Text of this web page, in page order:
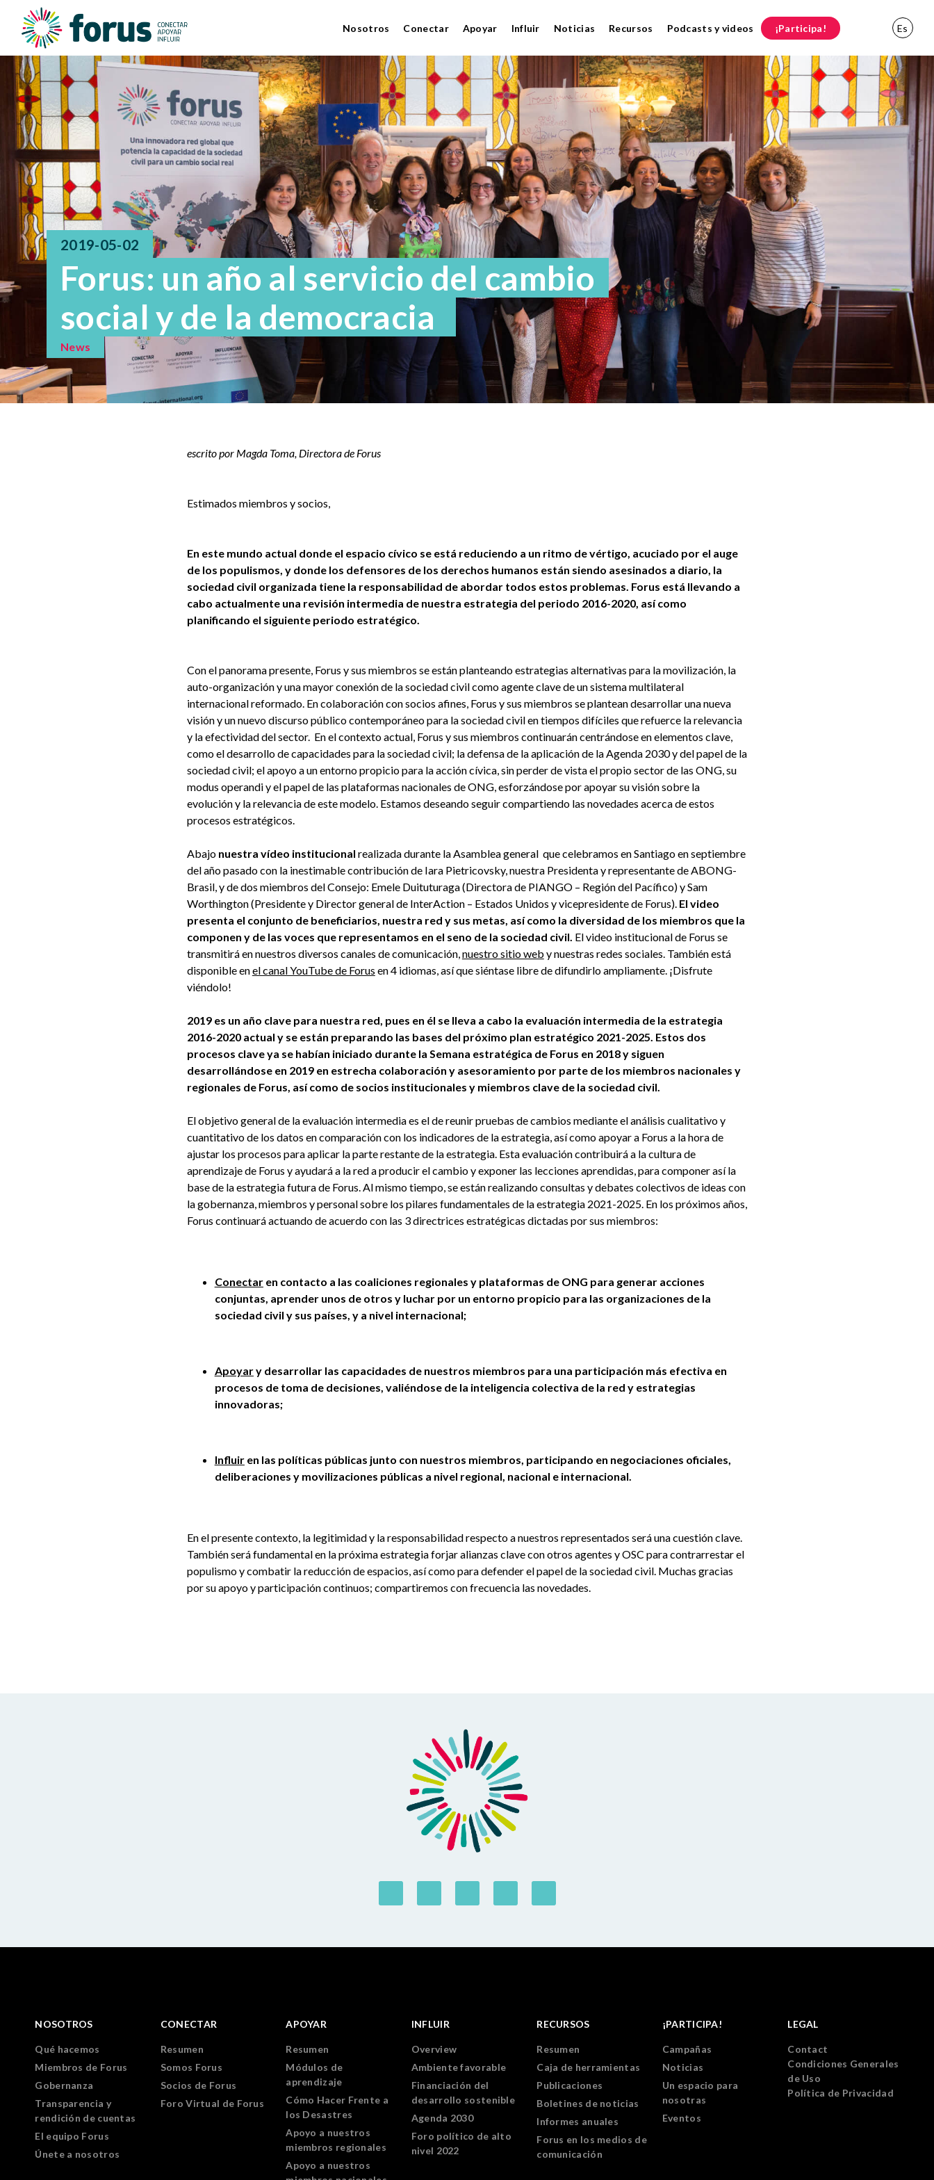
Nosotros Conectar Apoyar Influir Noticias Recursos Podcasts y videos ¡Participa! Es
2019-05-02
Forus: un año al servicio del cambio
social y de la democracia
News
escrito por Magda Toma, Directora de Forus
Estimados miembros y socios,
En este mundo actual donde el espacio cívico se está reduciendo a un ritmo de vértigo, acuciado por el auge
de los populismos, y donde los defensores de los derechos humanos están siendo asesinados a diario, la
sociedad civil organizada tiene la responsabilidad de abordar todos estos problemas. Forus está llevando a
cabo actualmente una revisión intermedia de nuestra estrategia del periodo 2016-2020, así como
planificando el siguiente periodo estratégico.
Con el panorama presente, Forus y sus miembros se están planteando estrategias alternativas para la movilización, la
auto-organización y una mayor conexión de la sociedad civil como agente clave de un sistema multilateral
internacional reformado. En colaboración con socios afines, Forus y sus miembros se plantean desarrollar una nueva
visión y un nuevo discurso público contemporáneo para la sociedad civil en tiempos difíciles que refuerce la relevancia
y la efectividad del sector. En el contexto actual, Forus y sus miembros continuarán centrándose en elementos clave,
como el desarrollo de capacidades para la sociedad civil; la defensa de la aplicación de la Agenda 2030 y del papel de la
sociedad civil; el apoyo a un entorno propicio para la acción cívica, sin perder de vista el propio sector de las ONG, su
modus operandi y el papel de las plataformas nacionales de ONG, esforzándose por apoyar su visión sobre la
evolución y la relevancia de este modelo. Estamos deseando seguir compartiendo las novedades acerca de estos
procesos estratégicos.
Abajo nuestra vídeo institucional realizada durante la Asamblea general que celebramos en Santiago en septiembre
del año pasado con la inestimable contribución de Iara Pietricovsky, nuestra Presidenta y representante de ABONG-
Brasil, y de dos miembros del Consejo: Emele Duituturaga (Directora de PIANGO – Región del Pacífico) y Sam
Worthington (Presidente y Director general de InterAction – Estados Unidos y vicepresidente de Forus). El video
presenta el conjunto de beneficiarios, nuestra red y sus metas, así como la diversidad de los miembros que la
componen y de las voces que representamos en el seno de la sociedad civil. El video institucional de Forus se
transmitirá en nuestros diversos canales de comunicación,nuestro sitio web y nuestras redes sociales. También está
disponible enel canal YouTube de Forus en 4 idiomas, así que siéntase libre de difundirlo ampliamente. ¡Disfrute
viéndolo!
2019 es un año clave para nuestra red, pues en él se lleva a cabo la evaluación intermedia de la estrategia
2016-2020 actual y se están preparando las bases del próximo plan estratégico 2021-2025. Estos dos
procesos clave ya se habían iniciado durante la Semana estratégica de Forus en 2018 y siguen
desarrollándose en 2019 en estrecha colaboración y asesoramiento por parte de los miembros nacionales y
regionales de Forus, así como de socios institucionales y miembros clave de la sociedad civil.
El objetivo general de la evaluación intermedia es el de reunir pruebas de cambios mediante el análisis cualitativo y
cuantitativo de los datos en comparación con los indicadores de la estrategia, así como apoyar a Forus a la hora de
ajustar los procesos para aplicar la parte restante de la estrategia. Esta evaluación contribuirá a la cultura de
aprendizaje de Forus y ayudará a la red a producir el cambio y exponer las lecciones aprendidas, para componer así la
base de la estrategia futura de Forus. Al mismo tiempo, se están realizando consultas y debates colectivos de ideas con
la gobernanza, miembros y personal sobre los pilares fundamentales de la estrategia 2021-2025. En los próximos años,
Forus continuará actuando de acuerdo con las 3 directrices estratégicas dictadas por sus miembros:
Conectaren contacto a las coaliciones regionales y plataformas de ONG para generar acciones
conjuntas, aprender unos de otros y luchar por un entorno propicio para las organizaciones de la
sociedad civil y sus países, y a nivel internacional;
Apoyary desarrollar las capacidades de nuestros miembros para una participación más efectiva en
procesos de toma de decisiones, valiéndose de la inteligencia colectiva de la red y estrategias
innovadoras;
Influiren las políticas públicas junto con nuestros miembros, participando en negociaciones oficiales,
deliberaciones y movilizaciones públicas a nivel regional, nacional e internacional.
En el presente contexto, la legitimidad y la responsabilidad respecto a nuestros representados será una cuestión clave.
También será fundamental en la próxima estrategia forjar alianzas clave con otros agentes y OSC para contrarrestar el
populismo y combatir la reducción de espacios, así como para defender el papel de la sociedad civil. Muchas gracias
por su apoyo y participación continuos; compartiremos con frecuencia las novedades.
NOSOTROS
Qué hacemos
Miembros de Forus
Gobernanza
Transparencia y
rendición de cuentas
El equipo Forus
Únete a nosotros
CONECTAR
Resumen
Somos Forus
Socios de Forus
Foro Virtual de Forus
APOYAR
Resumen
Módulos de
aprendizaje
Cómo Hacer Frente a
los Desastres
Apoyo a nuestros
miembros regionales
Apoyo a nuestros
INFLUIR
Overview
Ambiente favorable
Financiación del
desarrollo sostenible
Agenda 2030
Foro político de alto
nivel 2022
RECURSOS
Resumen
Caja de herramientas
Publicaciones
Boletines de noticias
Informes anuales
Forus en los medios de
comunicación
¡PARTICIPA!
Campañas
Noticias
Un espacio para
nosotras
Eventos
LEGAL
Contact
Condiciones Generales
de Uso
Política de Privacidad